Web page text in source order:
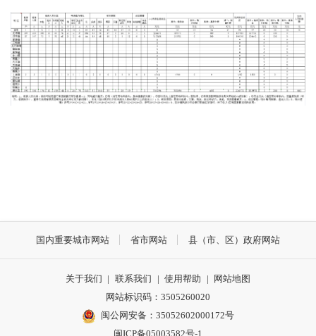
国内重要城市网站 省市网站 县（市、区）政府网站
关于我们 | 联系我们 | 使用帮助 |
网站地图
网站标识码：3505260020
闽公网安备：35052602000172号
闽ICP备05003582号-1